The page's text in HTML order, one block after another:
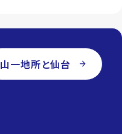
山一地所と仙台 arrow_forward